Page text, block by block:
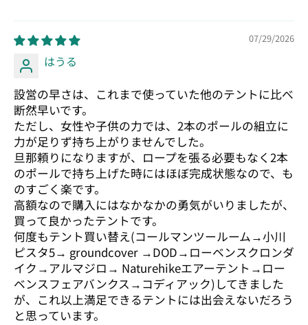
07/29/2026
はうる
設営の早さは、これまで使っていた他のテントに比べ
断然早いです。
ただし、女性や子供の力では、2本のポールの組立に
力が足りず持ち上がりませんでした。
旦那頼りになりますが、ロープを張る必要もなく2本
のポールで持ち上げた時にはほぼ完成状態なので、も
のすごく楽です。
高額なので購入にはなかなかの勇気がいりましたが、
買って良かったテントです。
何度もテント買い替え(コールマンツールーム→小川
ピスタ5→ groundcover →DOD→ローベンスクロンダ
イク→アルマジロ→ Naturehikeエアーテント→ロー
ベンスフェアバンクス→コディアック)してきました
が、これ以上満足できるテントには出会えないだろう
と思っています。